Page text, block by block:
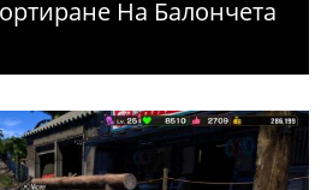
На Балончета